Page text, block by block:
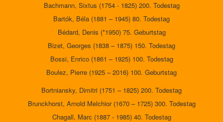
Bachmann, Sixtus (1754 - 1825) 200. Todestag
Bartók, Béla (1881 – 1945) 80. Todestag
Bédard, Denis (*1950) 75. Geburtstag
Bizet, Georges (1838 – 1875) 150. Todestag
Bossi, Enrico (1861 – 1925) 100. Todestag
Boulez, Pierre (1925 – 2016) 100. Geburtstag
Bortniansky, Dimitri (1751 – 1825) 200. Todestag
Brunckhorst, Arnold Melchior (1670 – 1725) 300. Todestag
Chagall, Marc (1887 - 1985) 40. Todestag